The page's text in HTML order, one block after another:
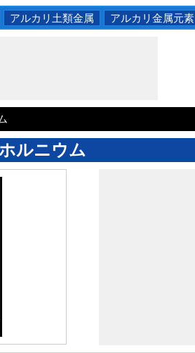
アルカリ土類金属 アルカリ金属元素
ルニウム